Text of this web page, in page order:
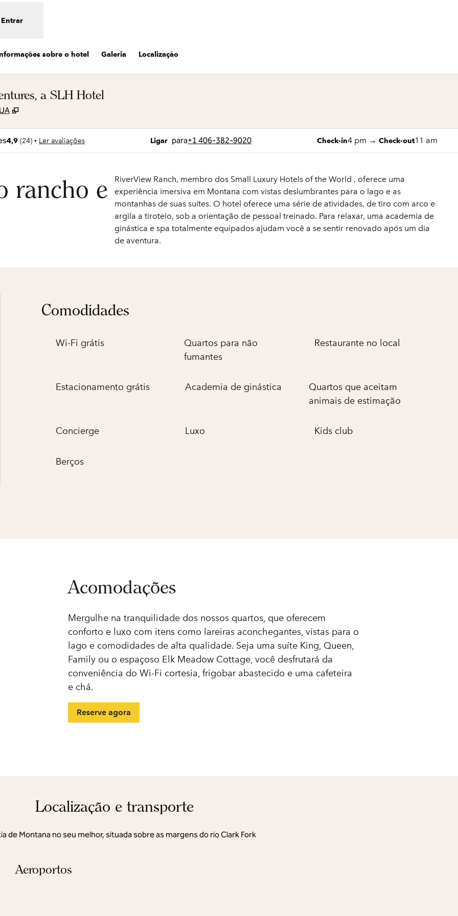
Entrar
sobre o hotel Galeria Localização
a SLH Hotel
,
4,9 (24) • Ler avaliações Ligar
Ligue para+1 406-382-9020 Check-in4 pm → Check-out11 am
rancho e
RiverView Ranch, membro dos Small Luxury Hotels of the World , oferece uma
experiência imersiva em Montana com vistas deslumbrantes para o lago e as
montanhas de suas suítes. O hotel oferece uma série de atividades, de tiro com arco e
argila a tiroteio, sob a orientação de pessoal treinado. Para relaxar, uma academia de
ginástica e spa totalmente equipados ajudam você a se sentir renovado após um dia
de aventura.
Comodidades
Wi-Fi grátis
Quartos para não
fumantes
Restaurante no local
Estacionamento grátis Academia de ginástica
Quartos que aceitam
animais de estimação
Concierge Luxo Kids club
Berços
Acomodações
Mergulhe na tranquilidade dos nossos quartos, que oferecem
conforto e luxo com itens como lareiras aconchegantes, vistas para o
lago e comodidades de alta qualidade. Seja uma suíte King, Queen,
Family ou o espaçoso Elk Meadow Cottage, você desfrutará da
conveniência do Wi-Fi cortesia, frigobar abastecido e uma cafeteira
e chá.
Reserve agora
Localização e transporte
de Montana no seu melhor, situada sobre as margens do rio Clark Fork
Aeroportos